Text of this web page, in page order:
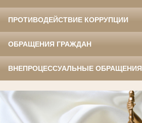
ПРОТИВОДЕЙСТВИЕ КОРРУПЦИИ
ОБРАЩЕНИЯ ГРАЖДАН
ВНЕПРОЦЕССУАЛЬНЫЕ ОБРАЩЕНИЯ